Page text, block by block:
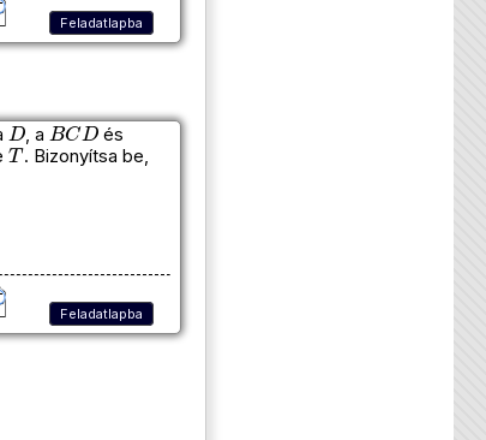
Feladatlapba
D
, a
BCD
és
T
. Bizonyítsa be,
Feladatlapba